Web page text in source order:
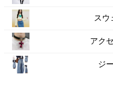
スウ
アク
ジ